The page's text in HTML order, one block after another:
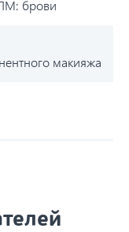
брови
макияжа